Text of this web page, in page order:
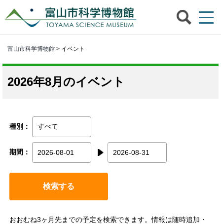
富山市科学博物館 > イベント
2026年8月のイベント
種別：
期間：
検索する
おおむね3ヶ月先までの予定を検索できます。情報は随時追加・